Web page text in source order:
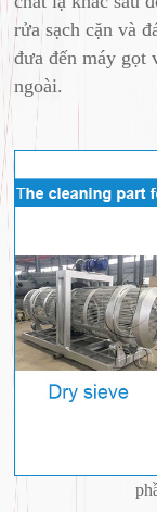
rửa sạch cặn và
đưa đến máy gọt
ngoài.